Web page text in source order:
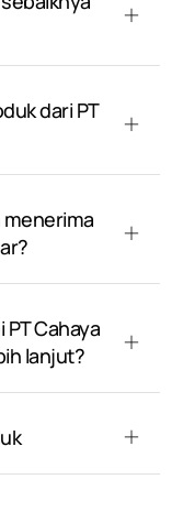
dari PT
menerima
Cahaya
lanjut?